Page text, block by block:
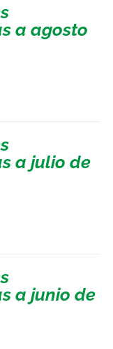
a agosto
a julio de
a junio de